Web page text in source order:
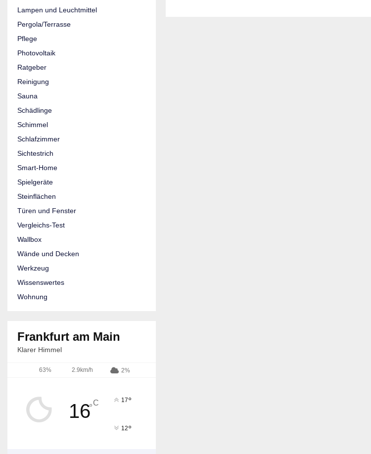
Lampen und Leuchtmittel
Pergola/Terrasse
Pflege
Photovoltaik
Ratgeber
Reinigung
Sauna
Schädlinge
Schimmel
Schlafzimmer
Sichtestrich
Smart-Home
Spielgeräte
Steinflächen
Türen und Fenster
Vergleichs-Test
Wallbox
Wände und Decken
Werkzeug
Wissenswertes
Wohnung
Frankfurt am Main
Klarer Himmel
63% 2.9km/h 2%
16°C 17°
12°